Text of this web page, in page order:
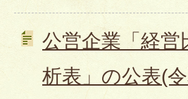
公営企業「経営
析表」の公表(